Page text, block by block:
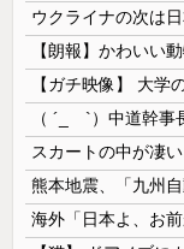
スカートの中が凄